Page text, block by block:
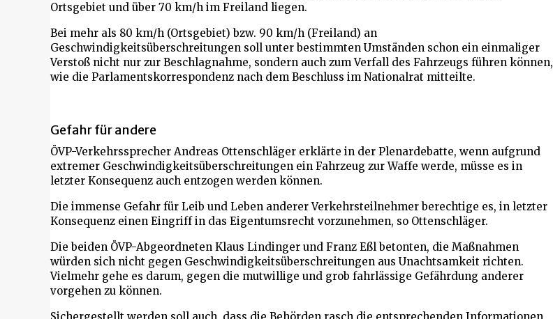
Ortsgebiet und über 70 km/h im Freiland liegen.
Bei mehr als 80 km/h (Ortsgebiet) bzw. 90 km/h (Freiland) an
Geschwindigkeitsüberschreitungen soll unter bestimmten Umständen schon ein einmaliger
Verstoß nicht nur zur Beschlagnahme, sondern auch zum Verfall des Fahrzeugs führen können,
wie die Parlamentskorrespondenz nach dem Beschluss im Nationalrat mitteilte.
Gefahr für andere
ÖVP-Verkehrssprecher Andreas Ottenschläger erklärte in der Plenardebatte, wenn aufgrund
extremer Geschwindigkeitsüberschreitungen ein Fahrzeug zur Waffe werde, müsse es in
letzter Konsequenz auch entzogen werden können.
Die immense Gefahr für Leib und Leben anderer Verkehrsteilnehmer berechtige es, in letzter
Konsequenz einen Eingriff in das Eigentumsrecht vorzunehmen, so Ottenschläger.
Die beiden ÖVP-Abgeordneten Klaus Lindinger und Franz Eßl betonten, die Maßnahmen
würden sich nicht gegen Geschwindigkeitsüberschreitungen aus Unachtsamkeit richten.
Vielmehr gehe es darum, gegen die mutwillige und grob fahrlässige Gefährdung anderer
vorgehen zu können.